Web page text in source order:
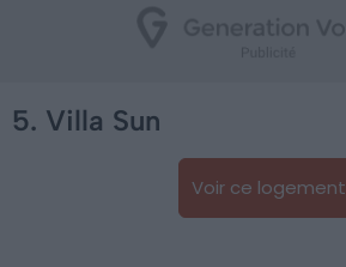
5. Villa Sun
Voir ce logement